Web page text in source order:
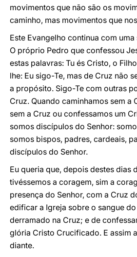
movimentos que não são os
caminho, mas movimentos que
Este Evangelho continua com
O próprio Pedro que confessou
estas palavras: Tu és Cristo, o
lhe: Eu sigo-Te, mas de Cruz não
a propósito. Sigo-Te com outras
Cruz. Quando caminhamos sem a
sem a Cruz ou confessamos um
somos discípulos do Senhor:
somos bispos, padres, cardeais,
discípulos do Senhor.
Eu queria que, depois destes dias
tivéssemos a coragem, sim a
presença do Senhor, com a Cruz
edificar a Igreja sobre o sangue do
derramado na Cruz; e de
glória Cristo Crucificado. E assim
diante.